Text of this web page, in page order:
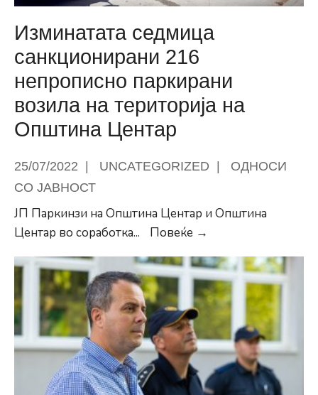
Изминатата седмица
санкционирани 216
непрописно паркирани
возила на територија на
Општина Центар
25/07/2022 | UNCATEGORIZED |
ОДНОСИ
СО ЈАВНОСТ
ЈП Паркинзи на Општина Центар и Општина
Центар во соработка... Повеќе →
санкционирани
216
непрописно
паркирани
возила
на
територија